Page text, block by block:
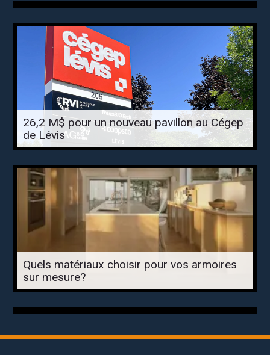
26,2 M$ pour un nouveau pavillon au Cégep
de Lévis
Quels matériaux choisir pour vos armoires
sur mesure?